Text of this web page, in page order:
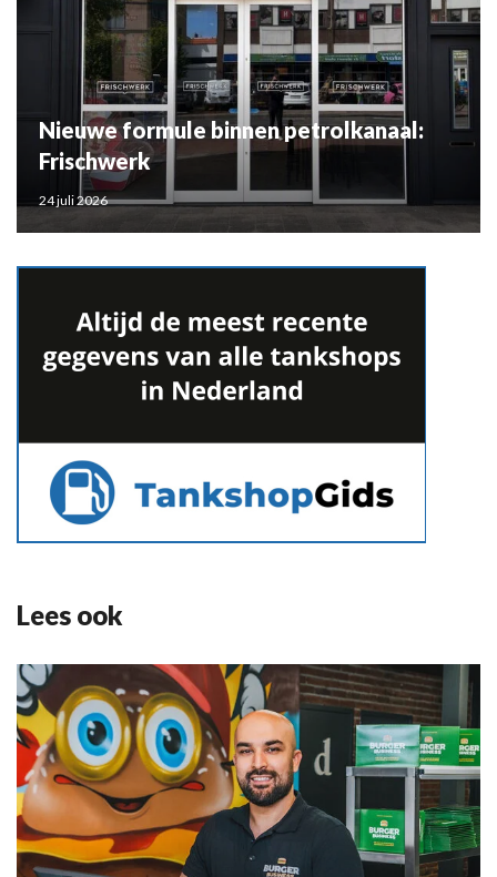
Nieuwe formule binnen petrolkanaal:
Frischwerk
24 juli 2026
Lees ook